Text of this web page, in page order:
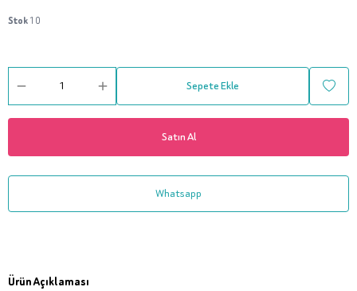
Stok10
Sepete Ekle
Satın Al
Whatsapp
Ürün Açıklaması